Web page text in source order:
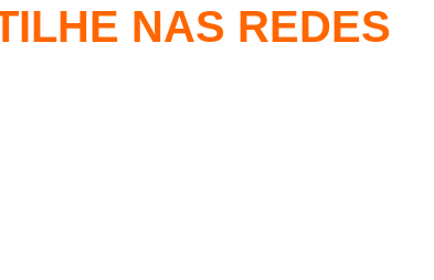
NAS REDES